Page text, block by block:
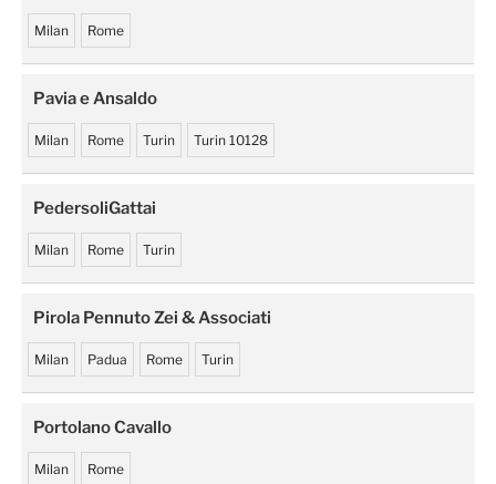
Milan Rome
Pavia e Ansaldo
Milan Rome Turin Turin 10128
PedersoliGattai
Milan Rome Turin
Pirola Pennuto Zei & Associati
Milan Padua Rome Turin
Portolano Cavallo
Milan Rome